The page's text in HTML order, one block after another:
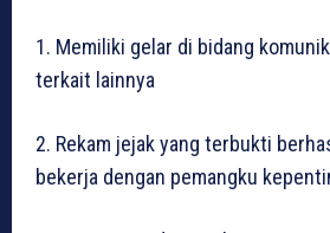
1. Memiliki gelar di bidang
terkait lainnya
2. Rekam jejak yang terbukti
bekerja dengan pemangku